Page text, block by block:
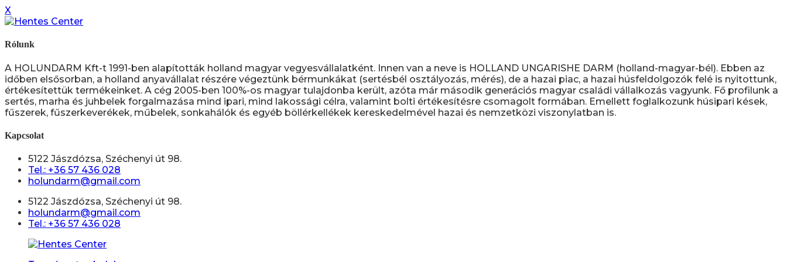
X
Rólunk
A HOLUNDARM Kft-t 1991-ben alapították holland magyar vegyesvállalatként. Innen van a neve is HOLLAND UNGARISHE DARM (holland-magyar-bél). Ebben az
időben elsősorban, a holland anyavállalat részére végeztünk bérmunkákat (sertésbél osztályozás, mérés), de a hazai piac, a hazai húsfeldolgozók felé is nyitottunk,
értékesítettük termékeinket. A cég 2005-ben 100%-os magyar tulajdonba került, azóta már második generációs magyar családi vállalkozás vagyunk. Fő profilunk a
sertés, marha és juhbelek forgalmazása mind ipari, mind lakossági célra, valamint bolti értékesítésre csomagolt formában. Emellett foglalkozunk húsipari kések,
fűszerek, fűszerkeverékek, műbelek, sonkahálók és egyéb böllérkellékek kereskedelmével hazai és nemzetközi viszonylatban is.
Kapcsolat
5122 Jászdózsa, Széchenyi út 98.
Tel.: +36 57 436 028
holundarm@gmail.com
5122 Jászdózsa, Széchenyi út 98.
holundarm@gmail.com
Tel.: +36 57 436 028